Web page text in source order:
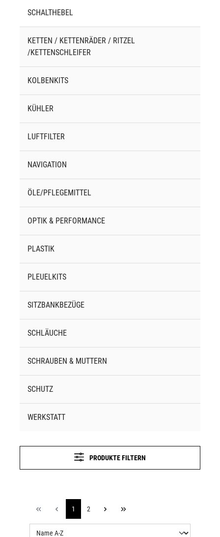
SCHALTHEBEL
KETTEN / KETTENRÄDER / RITZEL
/KETTENSCHLEIFER
KOLBENKITS
KÜHLER
LUFTFILTER
NAVIGATION
ÖLE/PFLEGEMITTEL
OPTIK & PERFORMANCE
PLASTIK
PLEUELKITS
SITZBANKBEZÜGE
SCHLÄUCHE
SCHRAUBEN & MUTTERN
SCHUTZ
WERKSTATT
PRODUKTE FILTERN
1 2